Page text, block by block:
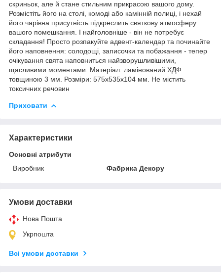
скриньок, але й стане стильним прикрасою вашого дому.
Розмістіть його на столі, комоді або камінній полиці, і нехай
його чарівна присутність підкреслить святкову атмосферу
вашого помешкання. І найголовніше - він не потребує
складання! Просто розпакуйте адвент-календар та починайте
його наповнення: солодощі, записочки та побажання - тепер
очікування свята наповниться найзворушливішими,
щасливими моментами. Матеріал: ламінований ХДФ
товщиною 3 мм. Розміри: 575х535х104 мм. Не містить
токсичних речовин
Приховати
Характеристики
Основні атрибути
Виробник
Фабрика Декору
Умови доставки
Нова Пошта
Укрпошта
Всі умови доставки